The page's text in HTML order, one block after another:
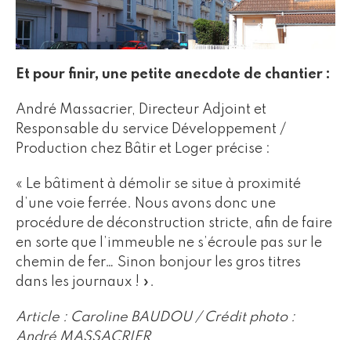
Et pour finir, une petite anecdote de chantier :
André Massacrier, Directeur Adjoint et
Responsable du service Développement /
Production chez Bâtir et Loger précise :
« Le bâtiment à démolir se situe à proximité
d’une voie ferrée. Nous avons donc une
procédure de déconstruction stricte, afin de faire
en sorte que l’immeuble ne s’écroule pas sur le
chemin de fer… Sinon bonjour les gros titres
dans les journaux ! ».
Article : Caroline BAUDOU / Crédit photo :
André MASSACRIER